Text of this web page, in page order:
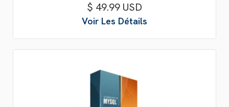
$ 49.99 USD
Voir Les Détails